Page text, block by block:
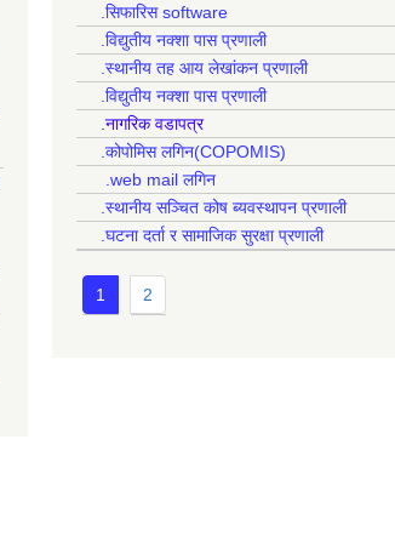
.सिफारिस software
.विद्युतीय नक्शा पास प्रणाली
.स्थानीय तह आय लेखांकन प्रणाली
.विद्युतीय नक्शा पास प्रणाली
.नागरिक वडापत्र
.कोपोमिस लगिन(COPOMIS)
.web mail लगिन
.स्थानीय सञ्चित कोष ब्यवस्थापन प्रणाली
.घटना दर्ता र सामाजिक सुरक्षा प्रणाली
1 2